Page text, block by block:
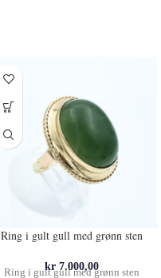
Ring i gult gull med grønn sten
kr 7.000,00
Ring i gult gull med grønn sten